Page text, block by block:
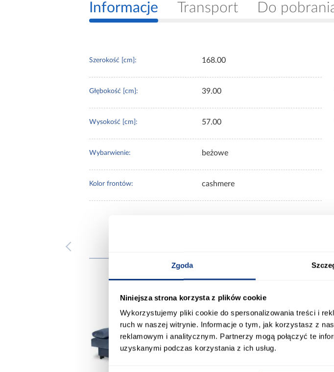
Zgoda
Niniejsza strona korzysta z plików cookie
Wykorzystujemy pliki cookie do spersonalizowania treści i
ruch w naszej witrynie. Informacje o tym, jak korzystasz z
reklamowym i analitycznym. Partnerzy mogą połączyć te
uzyskanymi podczas korzystania z ich usług.
Informacje Transport Do
Szerokość [cm]: 168.00
Głębokość [cm]: 39.00
Wysokość [cm]: 57.00
Wybarwienie: beżowe
Kolor frontów: cashmere
Inni Klienci